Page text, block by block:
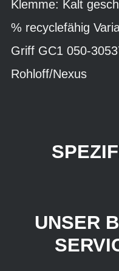
Klemme: Kalt
% recyclefähig
Griff GC1 050-
Rohloff/Nexus
UNSER